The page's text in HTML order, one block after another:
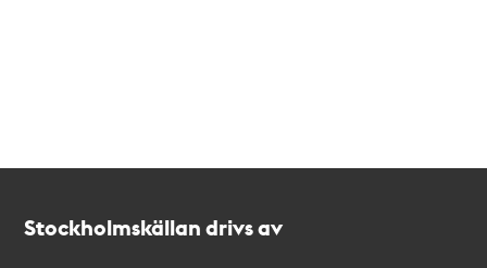
Stockholmskällan drivs av